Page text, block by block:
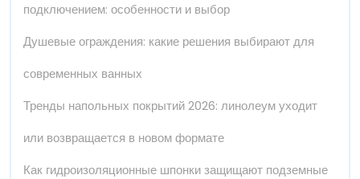
подключением: особенности и выбор
Душевые ограждения: какие решения выбирают для
современных ванных
Тренды напольных покрытий 2026: линолеум уходит
или возвращается в новом формате
Как гидроизоляционные шпонки защищают подземные